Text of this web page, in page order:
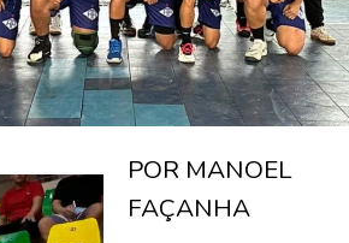
POR MANOEL
FAÇANHA